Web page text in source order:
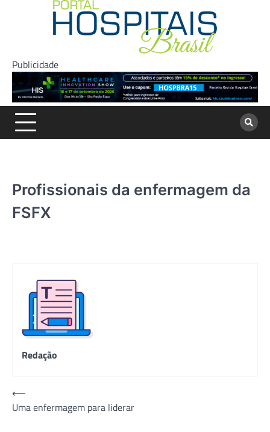
Publicidade
Profissionais da enfermagem da
FSFX
Redação
Navegação
de
⟵
Uma enfermagem para liderar